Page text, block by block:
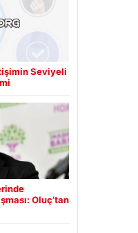
Seviyeli
Oluç’tan